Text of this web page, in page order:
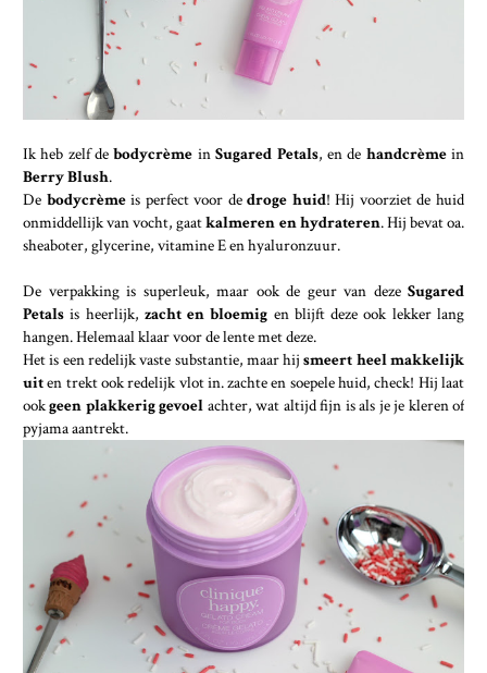
Ik heb zelf debodycrème inSugared Petals, en de handcrèmein
Berry Blush.
De bodycrèmeis perfect voor dedroge huid! Hij voorziet de huid
onmiddellijk van vocht, gaatkalmeren en hydrateren. Hij bevat oa.
sheaboter, glycerine, vitamine E en hyaluronzuur.
De verpakking is superleuk, maar ook de geur van deze Sugared
Petals is heerlijk, zacht en bloemig en blijft deze ook lekker lang
hangen. Helemaal klaar voor de lente met deze.
Het is een redelijk vaste substantie, maar hijsmeert heel makkelijk
uiten trekt ook redelijk vlot in. zachte en soepele huid, check! Hij laat
ookgeen plakkerig gevoel achter, wat altijd fijn is als je je kleren of
pyjama aantrekt.